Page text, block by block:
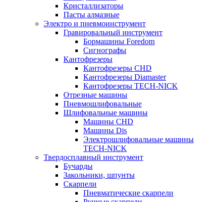
Кристаллизаторы
Пасты алмазные
Электро и пневмоинструмент
Гравировальный инструмент
Бормашины Foredom
Сигнографы
Кантофрезеры
Кантофрезеры CHD
Кантофрезеры Diamaster
Кантофрезеры TECH-NICK
Отрезные машины
Пневмошлифовальные
Шлифовальные машины
Машины CHD
Машины Dis
Электрошлифовальные машины
TECH-NICK
Твердосплавный инструмент
Бучарды
Закольники, шпунты
Скарпели
Пневматические скарпели